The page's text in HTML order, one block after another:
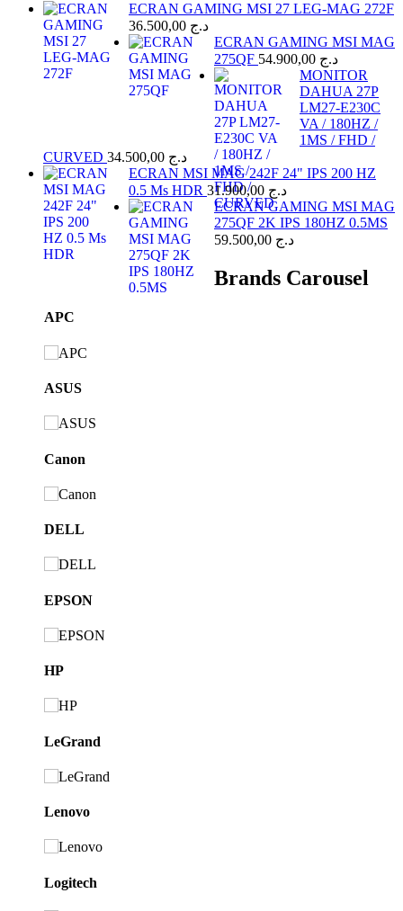
ECRAN GAMING MSI 27 LEG-MAG 272F
د.ج
ECRAN GAMING MSI MAG
275QF
د.ج
MONITOR
DAHUA 27P
LM27-E230C
VA / 180HZ /
1MS / FHD /
CURVED
د.ج
ECRAN MSI MAG 242F 24" IPS 200 HZ
0.5 Ms HDR
د.ج
ECRAN GAMING MSI MAG
275QF 2K IPS 180HZ 0.5MS
د.ج
Brands Carousel
APC
ASUS
Canon
DELL
EPSON
HP
LeGrand
Lenovo
Logitech